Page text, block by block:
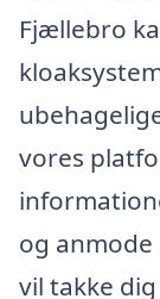
Fjællebro
vores
og
vil takke